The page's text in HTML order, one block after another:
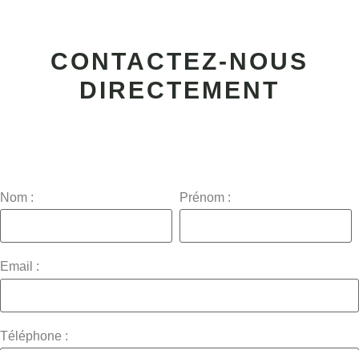
CONTACTEZ-NOUS
DIRECTEMENT
Nom : Prénom :
Email :
Téléphone :